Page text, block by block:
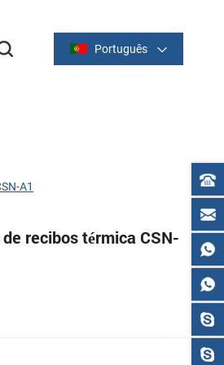
Português
A1
recibos térmica CSN-